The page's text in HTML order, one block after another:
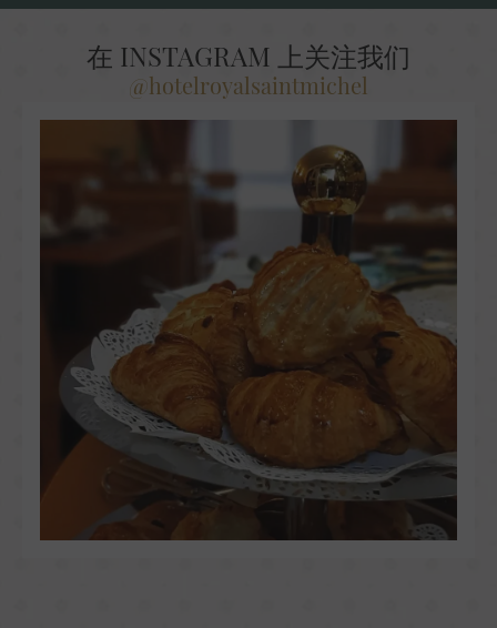
在 INSTAGRAM 上关注我们
@hotelroyalsaintmichel